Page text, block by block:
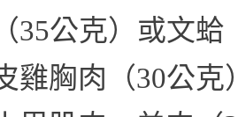
35公克）或文蛤
雞胸肉（30公克